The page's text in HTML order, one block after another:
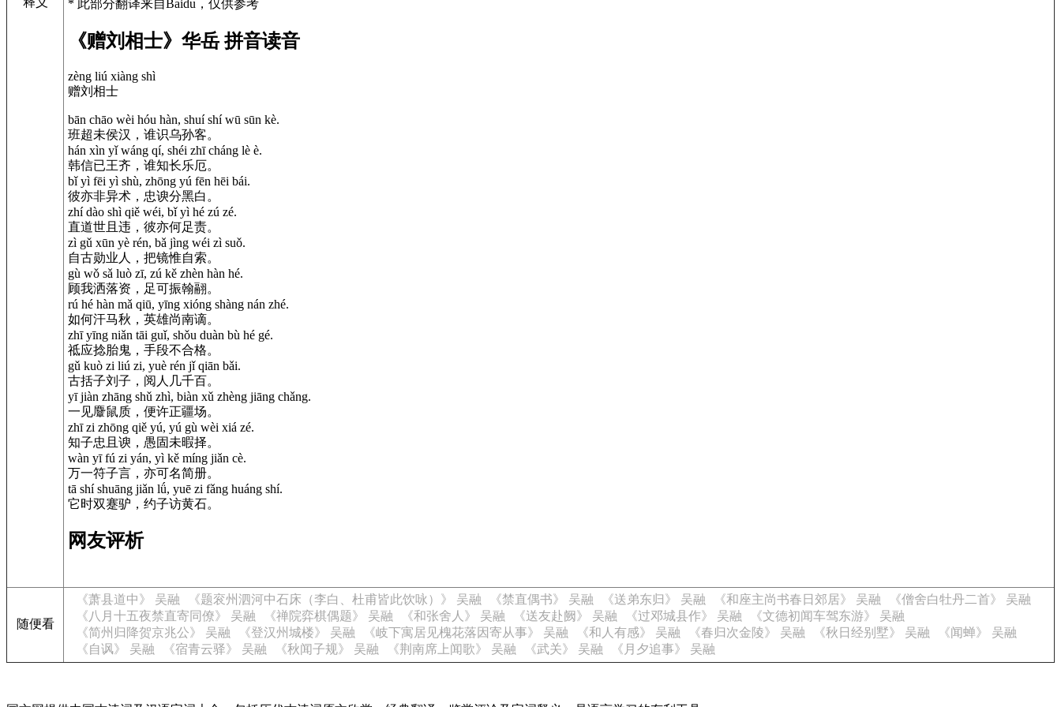
* 此部分翻译来自Baidu，仅供参考
《赠刘相士》华岳 拼音读音
zèng liú xiàng shì
赠刘相士
bān chāo wèi hóu hàn, shuí shí wū sūn kè.
班超未侯汉，谁识乌孙客。
hán xìn yǐ wáng qí, shéi zhī cháng lè è.
韩信已王齐，谁知长乐厄。
bǐ yì fēi yì shù, zhōng yú fēn hēi bái.
彼亦非异术，忠谀分黑白。
zhí dào shì qiě wéi, bǐ yì hé zú zé.
直道世且违，彼亦何足责。
zì gǔ xūn yè rén, bǎ jìng wéi zì suǒ.
自古勋业人，把镜惟自索。
gù wǒ sǎ luò zī, zú kě zhèn hàn hé.
顾我洒落资，足可振翰翮。
rú hé hàn mǎ qiū, yīng xióng shàng nán zhé.
如何汗马秋，英雄尚南谪。
zhī yīng niǎn tāi guǐ, shǒu duàn bù hé gé.
祗应捻胎鬼，手段不合格。
gǔ kuò zi liú zi, yuè rén jǐ qiān bǎi.
古括子刘子，阅人几千百。
yī jiàn zhāng shǔ zhì, biàn xǔ zhèng jiāng chǎng.
一见麞鼠质，便许正疆场。
zhī zi zhōng qiě yú, yú gù wèi xiá zé.
知子忠且谀，愚固未暇择。
wàn yī fú zi yán, yì kě míng jiǎn cè.
万一符子言，亦可名简册。
tā shí shuāng jiǎn lǘ, yuē zi fǎng huáng shí.
它时双蹇驴，约子访黄石。
网友评析
随便看
《萧县道中》 吴融 《题衮州泗河中石床（李白、杜甫皆此饮咏）》 吴融 《禁直偶书》 吴融 《送弟东归》 吴融 《和座主尚书春日郊居》 吴融
《僧舍白牡丹二首》 吴融
《八月十五夜禁直寄同僚》 吴融
《禅院弈棋偶题》 吴融 《和张舍人》 吴融 《送友赴阙》 吴融 《过邓城县作》 吴融
《文德初闻车驾东游》 吴融
《简州归降贺京兆公》 吴融
《登汉州城楼》 吴融 《岐下寓居见槐花落因寄从事》 吴融 《和人有感》 吴融 《春归次金陵》 吴融 《秋日经别墅》 吴融
《闻蝉》 吴融
《自讽》 吴融
《宿青云驿》 吴融 《秋闻子规》 吴融 《荆南席上闻歌》 吴融 《武关》 吴融 《月夕追事》 吴融